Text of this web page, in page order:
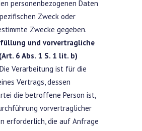
personenbezogenen Daten
Zweck oder
Zwecke gegeben.
und vorvertragliche
6 Abs. 1 S. 1 lit. b)
Verarbeitung ist für die
Vertrags, dessen
die betroffene Person ist,
vorvertraglicher
erforderlich, die auf Anfrage